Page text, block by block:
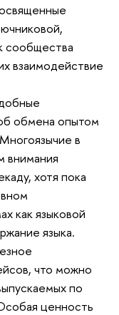
сообщества
взаимодействие
обмена опытом
в
внимания
хотя пока
как языковой
языка.
что можно
по
ценность